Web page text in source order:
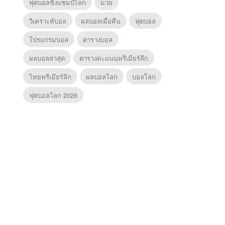
ฟุตบอลชิงแชมป์โลก
มวย
วิเคราะห์บอล
ผลบอลเมื่อคืน
ฟุตบอล
โปรแกรมบอล
ตารางบอล
ผลบอลล่าสุด
ตารางคะแนนพรีเมียร์ลีก
ไทยพรีเมียร์ลีก
ผลบอลโลก
บอลโลก
ฟุตบอลโลก 2026